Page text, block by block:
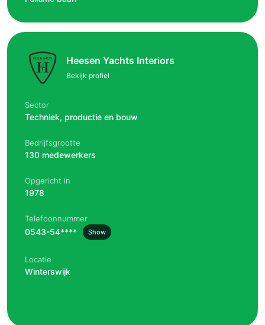
Heesen Yachts Interiors
Bekijk profiel
Sector
Techniek, productie en bouw
Bedrijfsgrootte
130 medewerkers
Opgericht in
1978
Telefoonnummer
0543-54**** Show
Locatie
Winterswijk